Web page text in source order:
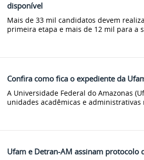
disponível
Mais de 33 mil candidatos devem
primeira etapa e mais de 12 mil para a
Confira como fica o expediente da
A Universidade Federal do Amazonas
unidades acadêmicas e
Ufam e Detran-AM assinam